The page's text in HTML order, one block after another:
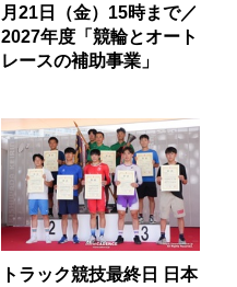
月21日（金）15時まで／
2027年度「競輪とオート
レースの補助事業」
トラック競技最終日 日本